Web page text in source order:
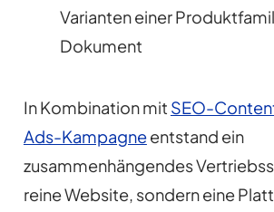
Varianten einer
Dokument
In Kombination mit SEO-
Ads-Kampagneentstand ein
zusammenhängendes
reine Website, sondern eine